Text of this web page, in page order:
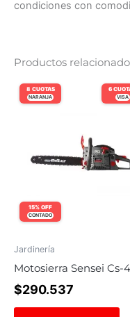
condiciones con
Productos
6
VISA
8 CUOTAS
NARANJA
15% OFF
CONTADO
Jardinería
Motosierra Sensei Cs-
$290.537